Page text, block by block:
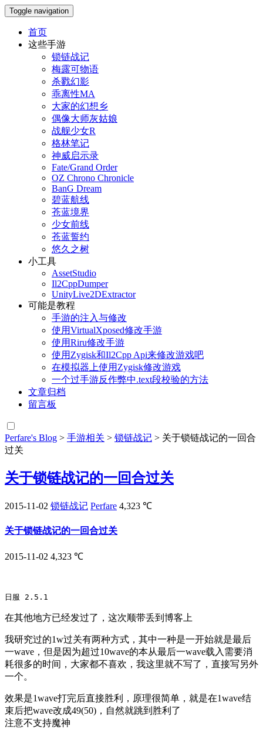
Toggle navigation
首页
这些手游
锁链战记
梅露可物语
杀戮幻影
乖离性MA
大家的幻想乡
偶像大师灰姑娘
战舰少女R
格林笔记
神威启示录
Fate/Grand Order
OZ Chrono Chronicle
BanG Dream
碧蓝航线
苍蓝境界
少女前线
苍蓝誓约
悠久之树
小工具
AssetStudio
Il2CppDumper
UnityLive2DExtractor
可能是教程
手游的注入与修改
使用VirtualXposed修改手游
使用Riru修改手游
使用Zygisk和Il2Cpp Api来修改游戏吧
在模拟器上使用Zygisk修改游戏
一个过手游反作弊中.text段校验的方法
文章归档
留言板
Perfare's Blog > 手游相关 > 锁链战记 > 关于锁链战记的一回合
过关
关于锁链战记的一回合过关
2015-11-02 锁链战记 Perfare 4,323 ℃
关于锁链战记的一回合过关
2015-11-02 4,323 ℃
日服 2.5.1
在其他地方已经发过了，这次顺带丢到博客上
我研究过的1w过关有两种方式，其中一种是一开始就是最后
一wave，但是因为超过10wave的本从最后一wave载入需要消
耗很多的时间，大家都不喜欢，我这里就不写了，直接写另外
一个。
效果是1wave打完后直接胜利，原理很简单，就是在1wave结
束后把wave改成49(50)，自然就跳到胜利了
注意不支持魔神